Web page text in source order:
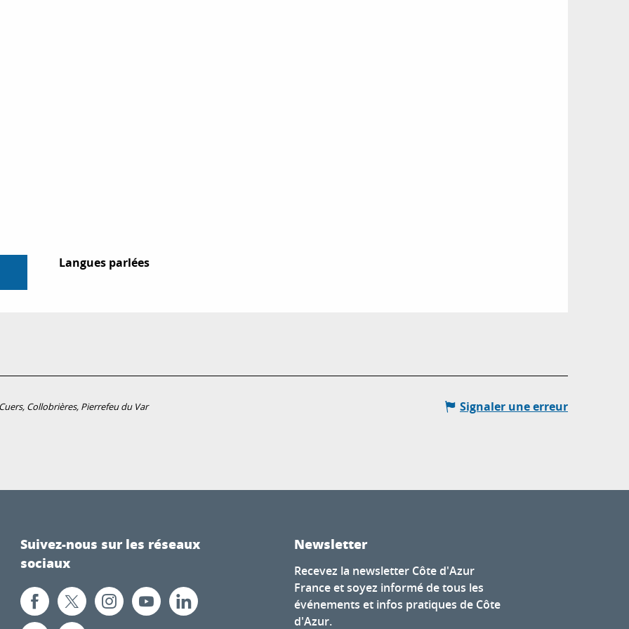
Langues parlées
Langues parlées
Collobrières, Pierrefeu du Var
Signaler une erreur
Suivez-nous sur les réseaux
sociaux
Newsletter
Recevez la newsletter Côte d'Azur
France et soyez informé de tous les
événements et infos pratiques de Côte
d'Azur.